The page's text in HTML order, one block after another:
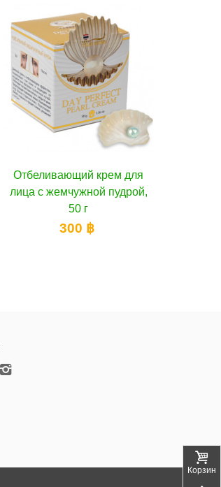
В корзину
Mistine Уличный крем для
лица против старения, 40 г
590 ฿
Корзина